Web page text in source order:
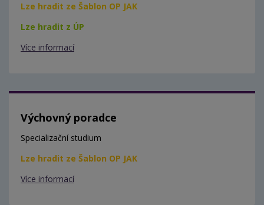
Lze hradit ze Šablon OP JAK
Lze hradit z ÚP
Více informací
Výchovný poradce
Specializační studium
Lze hradit ze Šablon OP JAK
Více informací